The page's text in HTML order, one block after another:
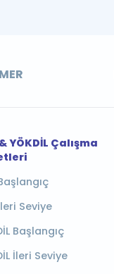
YÖKDİL Çalışma
Seviye
Başlangıç
İleri Seviye